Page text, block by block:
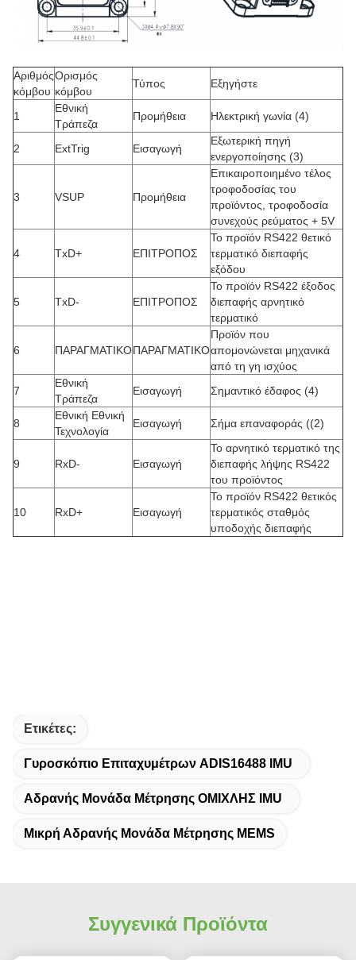
Αριθμός
κόμβου
Ορισμός
κόμβου
Τύπος Εξηγήστε
1
Εθνική
Τράπεζα
Προμήθεια Ηλεκτρική γωνία (4)
2 ExtTrig Εισαγωγή
Εξωτερική πηγή
ενεργοποίησης (3)
3 VSUP Προμήθεια
Επικαιροποιημένο τέλος
τροφοδοσίας του
προϊόντος, τροφοδοσία
συνεχούς ρεύματος + 5V
4 TxD+ ΕΠΙΤΡΟΠΟΣ
Το προϊόν RS422 θετικό
τερματικό διεπαφής
εξόδου
5 TxD- ΕΠΙΤΡΟΠΟΣ
Το προϊόν RS422 έξοδος
διεπαφής αρνητικό
τερματικό
6 ΠΑΡΑΓΜΑΤΙΚΟΠΑΡΑΓΜΑΤΙΚΟ
Προϊόν που
απομονώνεται μηχανικά
από τη γη ισχύος
7
Εθνική
Τράπεζα
Εισαγωγή Σημαντικό έδαφος (4)
8
Εθνική Εθνική
Τεχνολογία
Εισαγωγή Σήμα επαναφοράς ((2)
9 RxD- Εισαγωγή
Το αρνητικό τερματικό της
διεπαφής λήψης RS422
του προϊόντος
10 RxD+ Εισαγωγή
Το προϊόν RS422 θετικός
τερματικός σταθμός
υποδοχής διεπαφής
Ετικέτες:
Γυροσκόπιο Επιταχυμέτρων ADIS16488 IMU
Αδρανής Μονάδα Μέτρησης ΟΜΙΧΛΗΣ IMU
Μικρή Αδρανής Μονάδα Μέτρησης MEMS
Συγγενικά Προϊόντα